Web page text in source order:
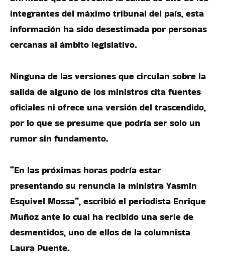
integrantes del máximo tribunal del país, esta
información ha sido desestimada por personas
cercanas al ámbito legislativo.
Ninguna de las versiones que circulan sobre la
salida de alguno de los ministros cita fuentes
oficiales ni ofrece una versión del trascendido,
por lo que se presume que podría ser solo un
rumor sin fundamento.
“En las próximas horas podría estar
presentando su renuncia la ministra Yasmin
Esquivel Mossa”, escribió el periodista Enrique
Muñoz ante lo cual ha recibido una serie de
desmentidos, uno de ellos de la columnista
Laura Puente.